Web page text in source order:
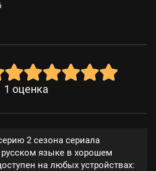
1 оценка
2 сезона сериала
языке в хорошем
на любых устройствах: